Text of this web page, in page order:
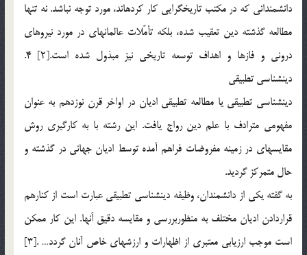
دانشمندانى كه در مكتب تاريخ‏گرايى كار كرده‏اند، مورد توجه نباشد. نه تنها
مطالعه گذشته دين تعقيب شده، بلكه تأمّلات عالمانه‏اى در مورد نيروهاى
درونى و فازها و اهداف توسعه تاريخى نيز مبذول شده است.[2] 4.
دين‏شناسى تطبيقى
دين‏شناسى تطبيقى يا مطالعه تطبيقى اديان در اواخر قرن نوزدهم به عنوان
مفهومى مترادف با علم دين رواج يافت. اين رشته با به كارگيرى روش
مقايسه‏اى در زمينه مفروضات فراهم آمده توسط اديان جهانى در گذشته و
حال متمركز گرديد.
به گفته يكى از دانشمندان، وظيفه دين‏شناسى تطبيقى عبارت است از كنارهم
قراردادن اديان مختلف به منظوربررسى و مقايسه دقيق آن‏ها. اين كار ممكن
است موجب ارزيابى معتبرى از اظهارات و ارزش‏هاى خاص آنان گردد… .[3]